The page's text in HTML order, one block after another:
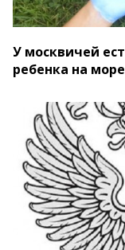
У москвичей
ребенка на